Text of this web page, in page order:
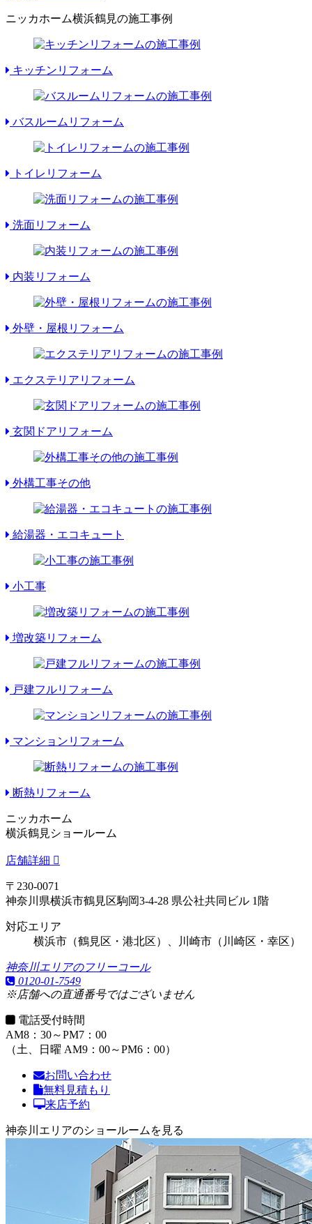
ニッカホーム横浜鶴見の施工事例
キッチンリフォーム
バスルームリフォーム
トイレリフォーム
洗面リフォーム
内装リフォーム
外壁・屋根リフォーム
エクステリアリフォーム
玄関ドアリフォーム
外構工事その他
給湯器・エコキュート
小工事
増改築リフォーム
戸建フルリフォーム
マンションリフォーム
断熱リフォーム
ニッカホーム
横浜鶴見ショールーム
店舗詳細
〒230-0071
神奈川県横浜市鶴見区駒岡3-4-28 県公社共同ビル 1階
対応エリア
横浜市（鶴見区・港北区）、川崎市（川崎区・幸区）
神奈川エリアのフリーコール
0120-01-7549
※店舗への直通番号ではございません
電話受付時間
AM8：30～PM7：00
（土、日曜 AM9：00～PM6：00）
お問い合わせ
無料見積もり
来店予約
神奈川エリアのショールームを見る